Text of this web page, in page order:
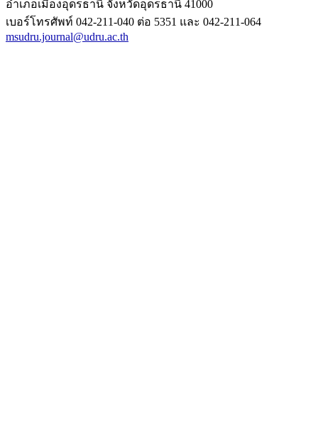
อำเภอเมืองอุดรธานี จังหวัดอุดรธานี 41000
เบอร์โทรศัพท์ 042-211-040 ต่อ 5351 และ 042-211-064
msudru.journal@udru.ac.th